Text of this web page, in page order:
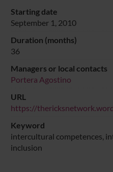
Starting date
September 1, 2010
Duration (months)
36
Managers or local contacts
Portera Agostino
URL
https://
Keyword
intercultural competences,
inclusion